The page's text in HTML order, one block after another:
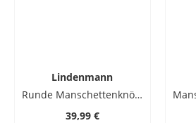
Lindenmann
Runde Manschettenknöpfe mit gebürsteter Einlage
39,99 €